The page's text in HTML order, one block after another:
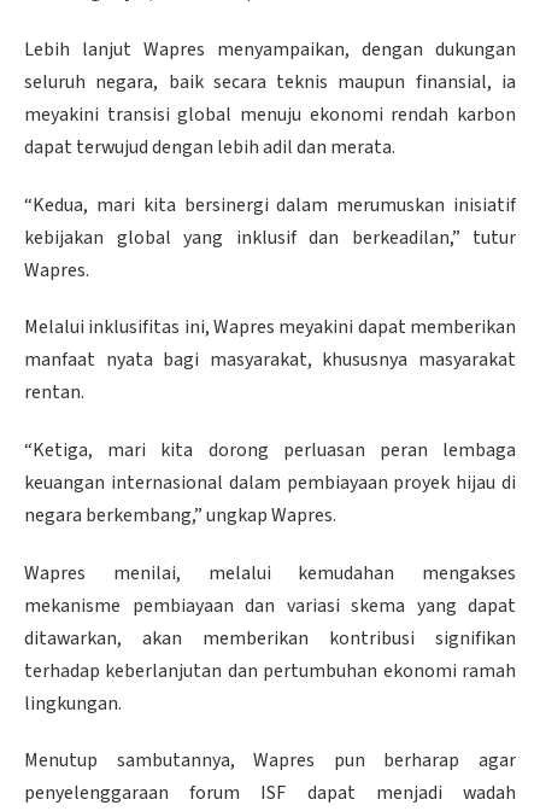
Lebih lanjut Wapres menyampaikan, dengan dukungan
seluruh negara, baik secara teknis maupun finansial, ia
meyakini transisi global menuju ekonomi rendah karbon
dapat terwujud dengan lebih adil dan merata.
“Kedua, mari kita bersinergi dalam merumuskan inisiatif
kebijakan global yang inklusif dan berkeadilan,” tutur
Wapres.
Melalui inklusifitas ini, Wapres meyakini dapat memberikan
manfaat nyata bagi masyarakat, khususnya masyarakat
rentan.
“Ketiga, mari kita dorong perluasan peran lembaga
keuangan internasional dalam pembiayaan proyek hijau di
negara berkembang,” ungkap Wapres.
Wapres menilai, melalui kemudahan mengakses
mekanisme pembiayaan dan variasi skema yang dapat
ditawarkan, akan memberikan kontribusi signifikan
terhadap keberlanjutan dan pertumbuhan ekonomi ramah
lingkungan.
Menutup sambutannya, Wapres pun berharap agar
penyelenggaraan forum ISF dapat menjadi wadah